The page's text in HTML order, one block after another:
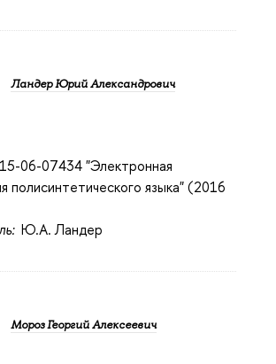
Ландер Юрий Александрович
06-07434 "Электронная
полисинтетического языка" (2016
Ю.А. Ландер
Мороз Георгий Алексеевич